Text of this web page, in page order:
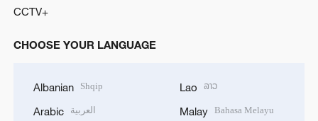
CCTV+
CHOOSE YOUR LANGUAGE
Albanian Shqip
Arabic العربية
Lao ລາວ
Malay Bahasa Melayu